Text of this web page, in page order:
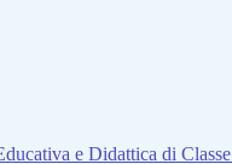
e Didattica di Classe